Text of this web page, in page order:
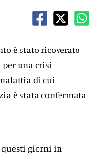
è stato ricoverato
per una crisi
di cui
è stata confermata
questi giorni in